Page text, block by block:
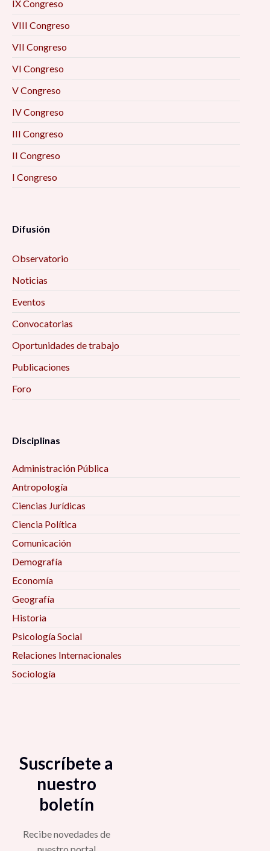
IX Congreso
VIII Congreso
VII Congreso
VI Congreso
V Congreso
IV Congreso
III Congreso
II Congreso
I Congreso
Difusión
Observatorio
Noticias
Eventos
Convocatorias
Oportunidades de trabajo
Publicaciones
Foro
Disciplinas
Administración Pública
Antropología
Ciencias Jurídicas
Ciencia Política
Comunicación
Demografía
Economía
Geografía
Historia
Psicología Social
Relaciones Internacionales
Sociología
Suscríbete a
nuestro
boletín
Recibe novedades de
nuestro portal